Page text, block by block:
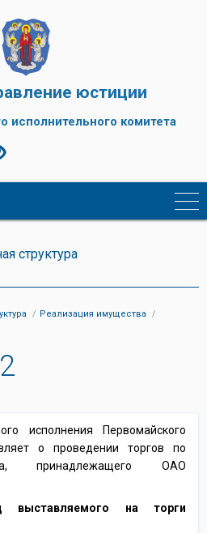
юстиции
исполнительного комитета
структура
Реализация имущества
исполнения Первомайского
о проведении торгов по
принадлежащего ОАО
на торги